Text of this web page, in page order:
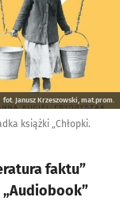
fot. Janusz Krzeszowski, mat.prom.
książki „Chłopki.
faktu”